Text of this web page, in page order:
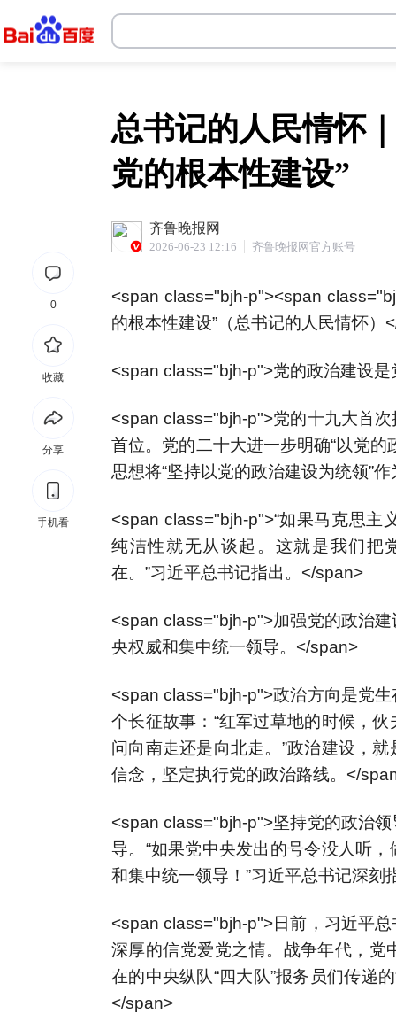
总书记的人民情怀
党的根本性建设”
齐鲁晚报网
2026-06-23 12:16 齐鲁晚报网官方账号
<span class="bjh-p"><span
的根本性建设”（总书记的人民情怀）
<span class="bjh-p">党的政治建设
<span class="bjh-p">党的十九大首
首位。党的二十大进一步明确“以党
思想将“坚持以党的政治建设为统领”
<span class="bjh-p">“如果马克思
纯洁性就无从谈起。这就是我们把
在。”习近平总书记指出。</span>
<span class="bjh-p">加强党的政治
央权威和集中统一领导。</span>
<span class="bjh-p">政治方向是党
个长征故事：“红军过草地的时候，
问向南走还是向北走。”政治建设，
信念，坚定执行党的政治路线。</
<span class="bjh-p">坚持党的政治
导。“如果党中央发出的号令没人听
和集中统一领导！”习近平总书记深刻
<span class="bjh-p">日前，习近平
深厚的信党爱党之情。战争年代，
在的中央纵队“四大队”报务员们传递
</span>
0
收藏
分享
手机看